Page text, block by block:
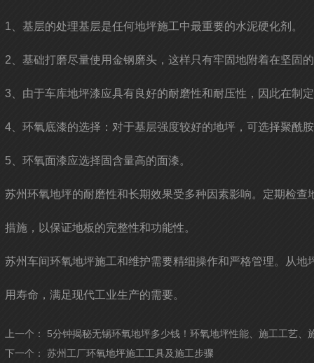
1、基层的处理基层是任何地坪施工中最重要的水泥硬化剂。
2、基础打磨尽量使用金钢磨头，这样只有牢固地附着在坚固
3、由于车库地坪漆应具有良好的耐磨性和耐压性，因此在制
4、环氧底漆的选择：对于基层强度较好的地坪，可选择聚酰
5、环氧面漆应选择固含量高的面漆。
苏州环氧地坪的耐磨性和长期效果受多种因素影响。定期检
措施，以保证地板的完整性和功能性。
苏州车间环氧地坪施工和维护需要精细操作和严格管理。从
用寿命，满足现代工业生产的需要。
上一个： 5分钟揭秘无锡环氧地坪多少钱！环氧地坪性能、施工工艺、
下一个： 苏州工厂环氧地坪施工工具及施工步骤